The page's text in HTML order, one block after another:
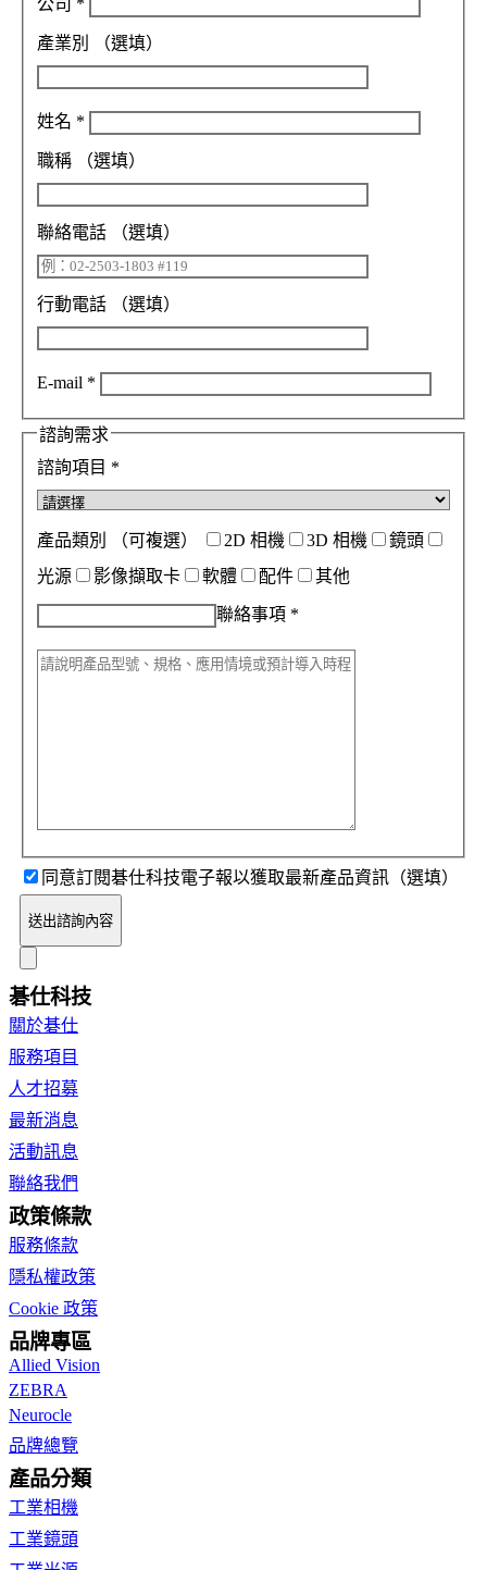
公司 *
產業別 （選填）
姓名 *
職稱 （選填）
聯絡電話 （選填）
行動電話 （選填）
E-mail *
諮詢需求
諮詢項目 *
產品類別 （可複選） 2D 相機 3D 相機
鏡頭
光源
影像擷取卡 軟體 配件 其他
聯絡事項 *
同意訂閱碁仕科技電子報以獲取最新產品資訊（選填）
送出諮詢內容
碁仕科技
關於碁仕
服務項目
人才招募
最新消息
活動訊息
聯絡我們
政策條款
服務條款
隱私權政策
Cookie 政策
品牌專區
Allied Vision
ZEBRA
Neurocle
品牌總覽
產品分類
工業相機
工業鏡頭